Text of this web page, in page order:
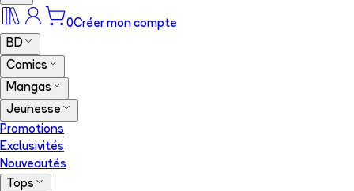
0Créer mon compte
BD
Comics
Mangas
Jeunesse
Promotions
Exclusivités
Nouveautés
Tops